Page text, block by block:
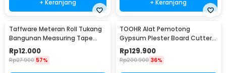
+ Keranjang + Keranjang
Taffware Meteran Roll Tukang
Bangunan Measuring Tape
Auto Lock 18mm 5M - DSH-19
Rp12.000
Rp27.900 57%
TOOHR Alat Pemotong
Gypsum Plester Board Cutter
Marker with Pen Slot - CMAI-01
Rp129.900
Rp200.900 36%